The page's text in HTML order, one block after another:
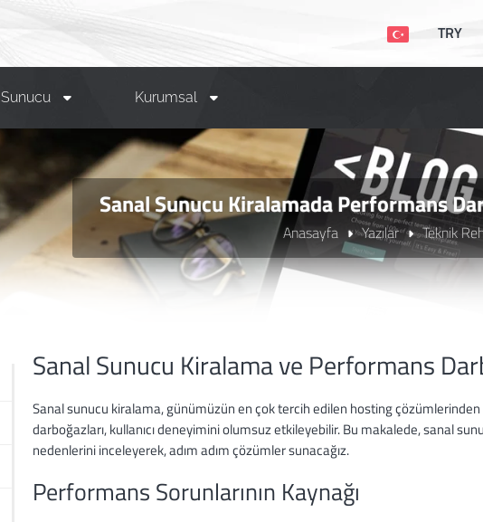
TRY
Sunucu Kurumsal
Sanal Sunucu Kiralamada Performans
Anasayfa Yazılar Teknik
Sanal Sunucu Kiralama ve Performans
Sanal sunucu kiralama, günümüzün en çok tercih edilen hosting
darboğazları, kullanıcı deneyimini olumsuz etkileyebilir. Bu makalede, sanal
nedenlerini inceleyerek, adım adım çözümler sunacağız.
Performans Sorunlarının Kaynağı